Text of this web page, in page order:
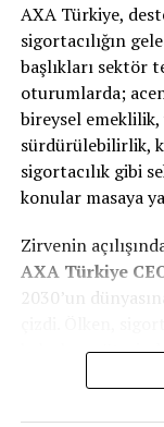
AXA Türkiye,
sigortacılığın
başlıkları sektör
oturumlarda;
bireysel emeklilik,
sürdürülebilirlik,
sigortacılık gibi
konular masaya
Zirvenin
AXA Türkiye
2030’un
kalıpların